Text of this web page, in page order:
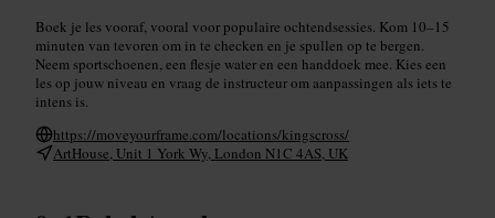
Boek je les vooraf, vooral voor populaire ochtendsessies. Kom 10–15
minuten van tevoren om in te checken en je spullen op te bergen.
Neem sportschoenen, een flesje water en een handdoek mee. Kies een
les op jouw niveau en vraag de instructeur om aanpassingen als iets te
intens is.
https://moveyourframe.com/locations/kingscross/
ArtHouse, Unit 1 York Wy, London N1C 4AS, UK